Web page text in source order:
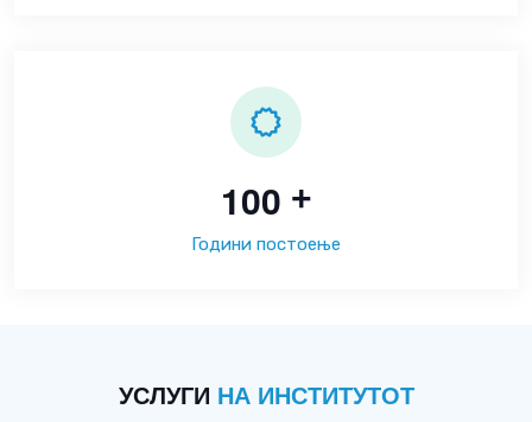
100 +
Години постоење
УСЛУГИ НА ИНСТИТУТОТ